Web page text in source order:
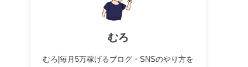
むろ
むろ|毎月5万稼げるブログ・SNSのやり方を